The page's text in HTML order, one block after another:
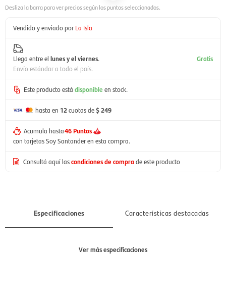
Vendido y enviado por La Isla
Llega entre el lunes y el viernes.
Envío estándar a todo el país.
Gratis
Este producto está disponible en stock.
hasta en 12cuotas de$ 249
Acumula hasta46 Puntos
con tarjetas Soy Santander en esta compra.
Consultá aquí lascondiciones de comprade este producto
Especificaciones Características destacadas
Ver más especificaciones